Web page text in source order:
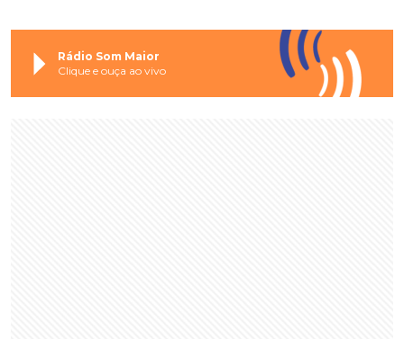
Rádio Som Maior
Clique e ouça ao vivo